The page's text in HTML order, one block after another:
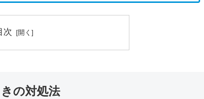
次
の対処法